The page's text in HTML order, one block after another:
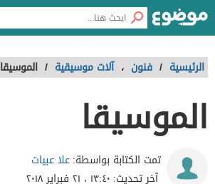
الرئيسية / فنون ، آلات موسيقية / الموسيقا
الموسيقا
تمت الكتابة بواسطة:علا عبيات
آخر تحديث: ١٣:٤٠ ، ٢١ فبراير ٢٠١٨